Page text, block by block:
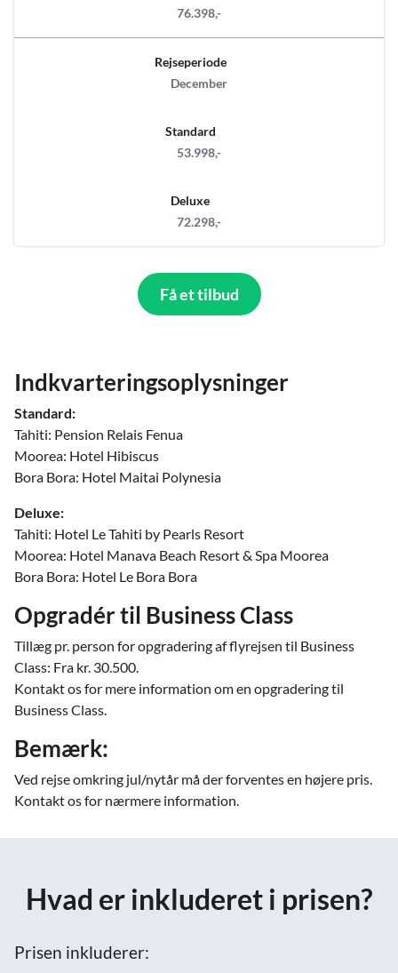
76.398,-
Rejseperiode
December
Standard
53.998,-
Deluxe
72.298,-
Få et tilbud
Indkvarteringsoplysninger
Standard:
Tahiti: Pension Relais Fenua
Moorea: Hotel Hibiscus
Bora Bora: Hotel Maitai Polynesia
Deluxe:
Tahiti: Hotel Le Tahiti by Pearls Resort
Moorea: Hotel Manava Beach Resort & Spa Moorea
Bora Bora: Hotel Le Bora Bora
Opgradér til Business Class
Tillæg pr. person for opgradering af flyrejsen til Business
Class: Fra kr. 30.500.
Kontakt os for mere information om en opgradering til
Business Class.
Bemærk:
Ved rejse omkring jul/nytår må der forventes en højere pris.
Kontakt os for nærmere information.
Hvad er inkluderet i prisen?
Prisen inkluderer: